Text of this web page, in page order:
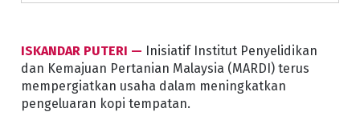
ISKANDAR PUTERI — Inisiatif Institut Penyelidikan
dan Kemajuan Pertanian Malaysia (MARDI) terus
mempergiatkan usaha dalam meningkatkan
pengeluaran kopi tempatan.